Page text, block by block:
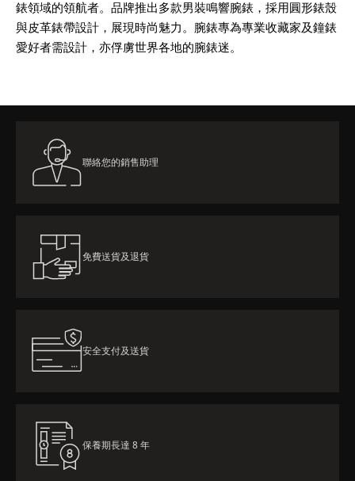
錶領域的領航者。品牌推出多款男裝鳴響腕錶，採用圓形錶殼
與皮革錶帶設計，展現時尚魅力。腕錶專為專業收藏家及鐘錶
愛好者需設計，亦俘虜世界各地的腕錶迷。
聯絡您的銷售助理
免費送貨及退貨
安全支付及送貨
保養期長達 8 年